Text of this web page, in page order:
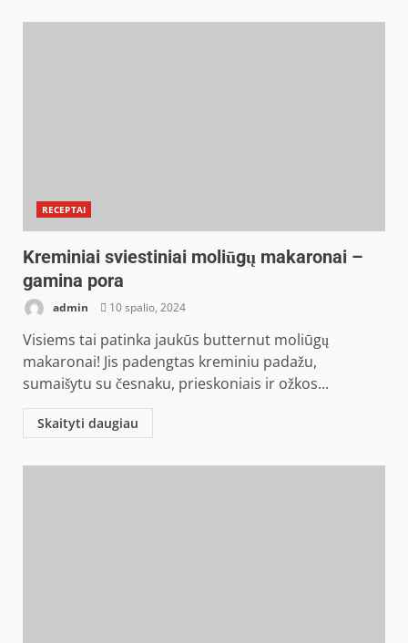
RECEPTAI
Kreminiai sviestiniai moliūgų makaronai –
gamina pora
admin 10 spalio, 2024
Visiems tai patinka jaukūs butternut moliūgų
makaronai! Jis padengtas kreminiu padažu,
sumaišytu su česnaku, prieskoniais ir ožkos...
Skaityti daugiau